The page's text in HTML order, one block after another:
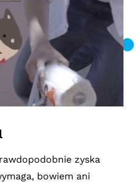
zyska
bowiem ani